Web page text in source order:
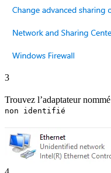
3
Trouvez l’adaptateur nommé
non identifié